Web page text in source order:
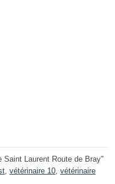
Saint Laurent Route de Bray"
vétérinaire 10 vétérinaire